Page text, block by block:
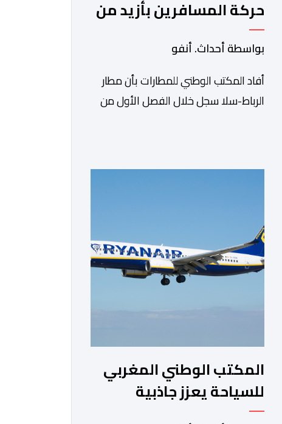
حركة المسافرين بأزيد من
الأول من 2026
بواسطة أحداث. أنفو
أفاد المكتب الوطني للمطارات بأن مطار
الرباط-سلا سجل خلال الفصل الأول من
مسافرا خلال الفترة ذاتها من سنة […]
المكتب الوطني المغربي
للسياحة يعزز جاذبية
الجهات عبر برنامج تاريخي